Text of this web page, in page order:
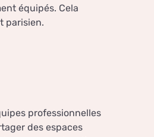
équipés. Cela
parisien.
professionnelles
des espaces